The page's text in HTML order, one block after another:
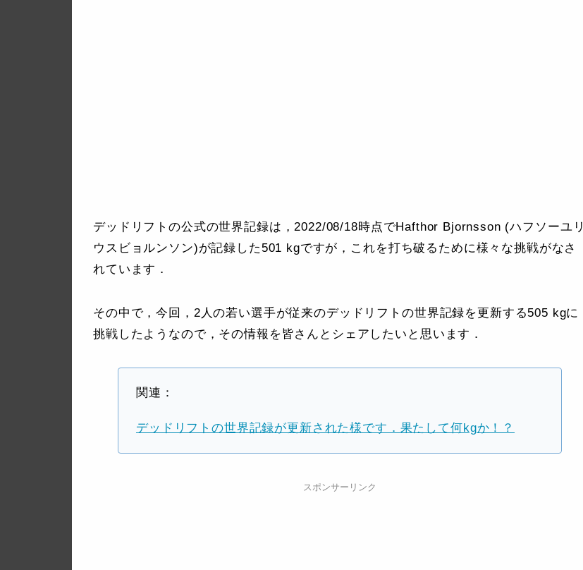
デッドリフトの公式の世界記録は，2022/08/18時点でHafthor Bjornsson (ハフソーユリ
ウスビョルンソン)が記録した501 kgですが，これを打ち破るために様々な挑戦がなさ
れています．
その中で，今回，2人の若い選手が従来のデッドリフトの世界記録を更新する505 kgに
挑戦したようなので，その情報を皆さんとシェアしたいと思います．
関連：
デッドリフトの世界記録が更新された様です．果たして何kgか！？
スポンサーリンク